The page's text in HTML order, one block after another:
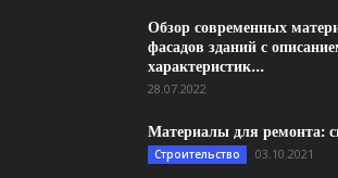
Обзор современных
фасадов зданий с
характеристик...
28.07.2022
Материалы для ремонта:
Строительство 03.10.2021